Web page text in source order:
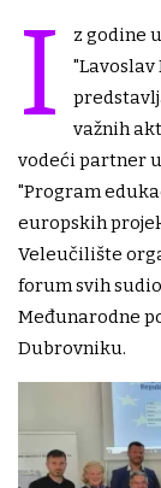
I
z godine
"Lavoslav
važnih
vodeći partner
"Program
europskih
Veleučilište
forum svih
Međunarodne
Dubrovniku.